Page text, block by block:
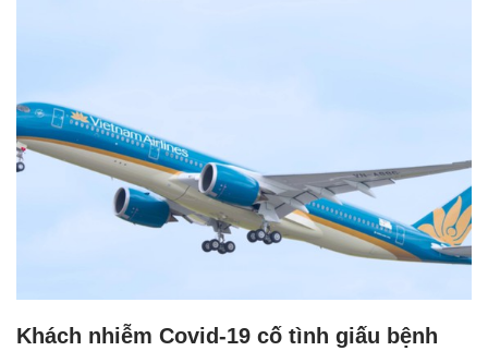
Khách nhiễm Covid-19 cố tình giấu bệnh